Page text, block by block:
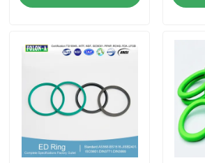
Control de Calidad
Contacto